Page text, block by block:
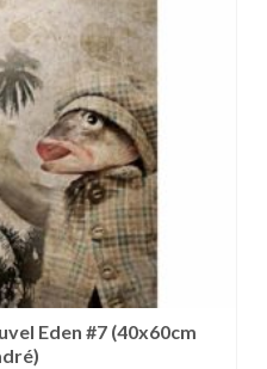
être
choisies
sur
la
page
du
produit
Eden #7 (40x60cm